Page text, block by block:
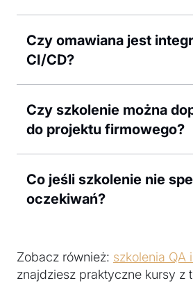
Czy omawiana jest
CI/CD?
Czy szkolenie można
do projektu firmowego?
Co jeśli szkolenie nie
oczekiwań?
Zobacz również: szkolenia QA
znajdziesz praktyczne kursy z